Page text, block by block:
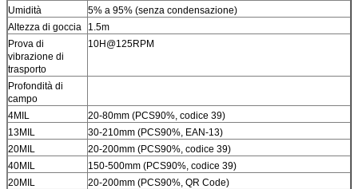
Umidità
5% a 95% (senza condensazione)
Altezza di goccia
1.5m
Prova di
vibrazione di
trasporto
10H@125RPM
Profondità di
campo
4MIL
20-80mm (PCS90%, codice 39)
13MIL
30-210mm (PCS90%, EAN-13)
20MIL
20-200mm (PCS90%, codice 39)
40MIL
150-500mm (PCS90%, codice 39)
20MIL
20-200mm (PCS90%, QR Code)